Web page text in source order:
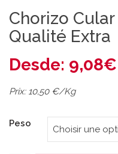
Chorizo
Qualité Extra
Desde: 9,08€
Prix: 10,50 €/Kg
Peso